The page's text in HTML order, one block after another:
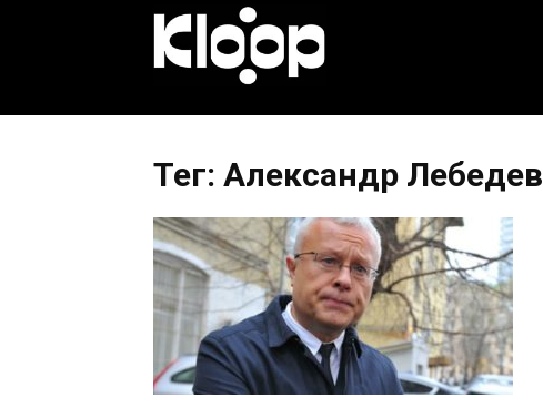
Новости
Кыргызстана
Тег: Александр Лебедев